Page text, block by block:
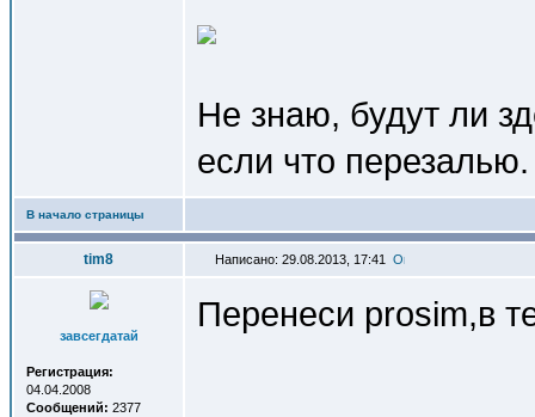
Не знаю, будут ли
если что перезалью.
В начало страницы
tim8 Написано: 29.08.2013, 17:41
завсегдатай
Регистрация:
04.04.2008
Сообщений: 2377
Перенеси prosim,в